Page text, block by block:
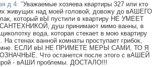
д 4: "Уважаемые хозяева квартиры 327 или кто
живущих над моей головой, довожу до вАШЕГО
который вЫ пустили в квартиру НЕ УМЕЕТ
душ принимают мимо ванны, в
вода, которая стекает в мою квартиру
стенах ванной комнаты проступает грибок,
мне. ЕСЛИ вЫ НЕ ПРИМЕТЕ МЕРЫ САМИ, ТО Я
Что останется после этого с вАШЕЙ
- вАШИ проблемы. ДОСТАЛО!!!